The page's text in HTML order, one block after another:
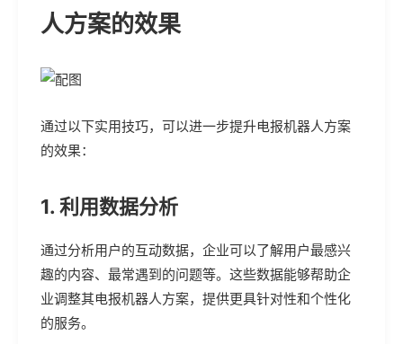
人方案的效果
通过以下实用技巧，可以进一步提升电报机器人方案
的效果：
1. 利用数据分析
通过分析用户的互动数据，企业可以了解用户最感兴
趣的内容、最常遇到的问题等。这些数据能够帮助企
业调整其电报机器人方案，提供更具针对性和个性化
的服务。